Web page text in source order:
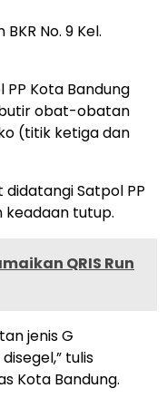
No. 9 Kel.
Kota Bandung
obat-obatan
(titik ketiga dan
Satpol PP
keadaan tutup.
QRIS Run
jenis G
tulis
Kota Bandung.